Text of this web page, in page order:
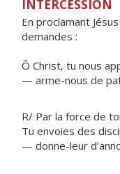
INTERCESSION
En proclamant
demandes :
Ô Christ, tu nous
— arme-nous de
R/ Par la force de
Tu envoies des
— donne-leur